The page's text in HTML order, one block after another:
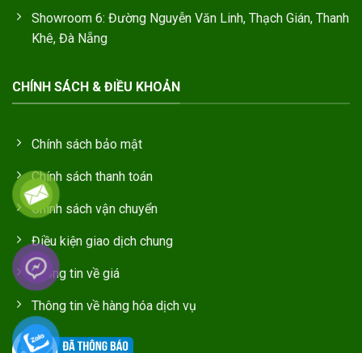
Showroom 6: Đường Nguyễn Văn Linh, Thạch Gián, Thanh
Khê, Đà Nẵng
CHÍNH SÁCH & ĐIỀU KHOẢN
Chính sách bảo mật
Chính sách thanh toán
Chính sách vận chuyển
Điều kiện giao dịch chung
Thông tin về giá
Thông tin về hàng hóa dịch vụ